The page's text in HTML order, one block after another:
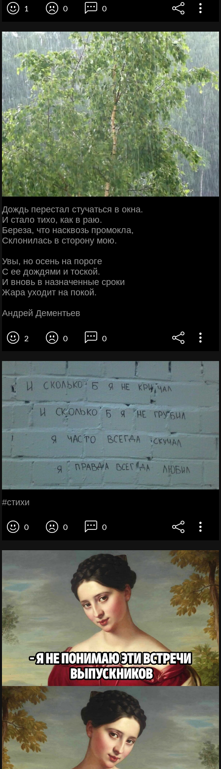
1 0 0
Дождь перестал стучаться в окна.
И стало тихо, как в раю.
Береза, что насквозь промокла,
Склонилась в сторону мою.
Увы, но осень на пороге
С ее дождями и тоской.
И вновь в назначенные сроки
Жара уходит на покой.
Андрей Дементьев
2 0 0
#стихи
0 0 0